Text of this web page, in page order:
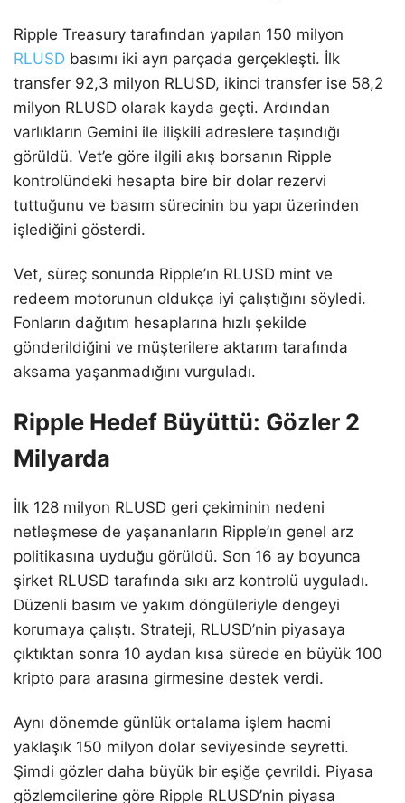
Ripple Treasury tarafından yapılan 150 milyon
RLUSD basımı iki ayrı parçada gerçekleşti. İlk
transfer 92,3 milyon RLUSD, ikinci transfer ise 58,2
milyon RLUSD olarak kayda geçti. Ardından
varlıkların Gemini ile ilişkili adreslere taşındığı
görüldü. Vet’e göre ilgili akış borsanın Ripple
kontrolündeki hesapta bire bir dolar rezervi
tuttuğunu ve basım sürecinin bu yapı üzerinden
işlediğini gösterdi.
Vet, süreç sonunda Ripple’ın RLUSD mint ve
redeem motorunun oldukça iyi çalıştığını söyledi.
Fonların dağıtım hesaplarına hızlı şekilde
gönderildiğini ve müşterilere aktarım tarafında
aksama yaşanmadığını vurguladı.
Ripple Hedef Büyüttü: Gözler 2
Milyarda
İlk 128 milyon RLUSD geri çekiminin nedeni
netleşmese de yaşananların Ripple’ın genel arz
politikasına uyduğu görüldü. Son 16 ay boyunca
şirket RLUSD tarafında sıkı arz kontrolü uyguladı.
Düzenli basım ve yakım döngüleriyle dengeyi
korumaya çalıştı. Strateji, RLUSD’nin piyasaya
çıktıktan sonra 10 aydan kısa sürede en büyük 100
kripto para arasına girmesine destek verdi.
Aynı dönemde günlük ortalama işlem hacmi
yaklaşık 150 milyon dolar seviyesinde seyretti.
Şimdi gözler daha büyük bir eşiğe çevrildi. Piyasa
gözlemcilerine göre Ripple RLUSD’nin piyasa